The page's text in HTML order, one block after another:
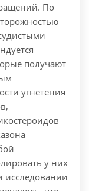
По
получают
угнетения
у них